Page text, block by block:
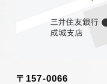
〒157-0066